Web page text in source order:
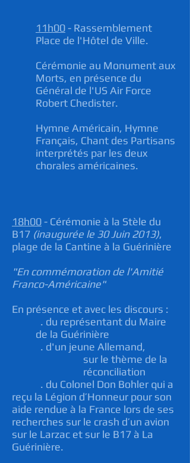
11h00- Rassemblement
Place de l'Hôtel de Ville.
Cérémonie au Monument aux
Morts, en présence du
Général de l'US Air Force
Robert Chedister.
Hymne Américain, Hymne
Français, Chant des Partisans
interprétés par les deux
chorales américaines.
18h00- Cérémonie à la Stèle du
B17 (inaugurée le 30 Juin 2013),
plage de la Cantine à la Guérinière
"En commémoration de l'Amitié
Franco-Américaine"
En présence et avec les discours :
. du représentant du Maire
de la Guérinière
. d'un jeune Allemand,
sur le thème de la
réconciliation
. du Colonel Don Bohler qui a
reçu la Légion d’Honneur pour son
aide rendue à la France lors de ses
recherches sur le crash d’un avion
sur le Larzac et sur le B17 à La
Guérinière.